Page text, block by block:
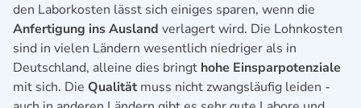
den Laborkosten lässt sich einiges sparen, wenn die
Anfertigung ins Ausland verlagert wird. Die Lohnkosten
sind in vielen Ländern wesentlich niedriger als in
Deutschland, alleine dies bringt hohe Einsparpotenziale
mit sich. Die Qualität muss nicht zwangsläufig leiden -